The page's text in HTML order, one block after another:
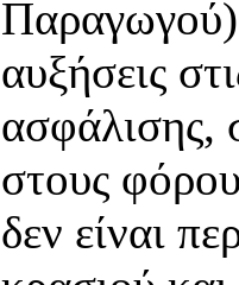
αυξήσεις
ασφάλισης,
στους
δεν είναι